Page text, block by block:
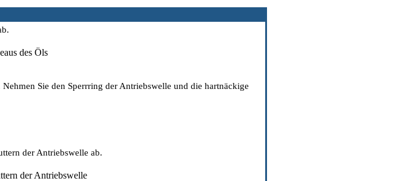
des Öls
Sie den Sperrring der Antriebswelle und die hartnäckige
der Antriebswelle ab.
der Antriebswelle